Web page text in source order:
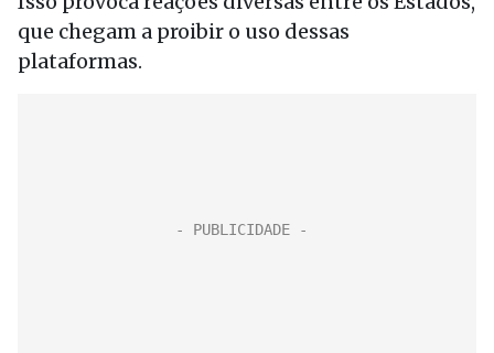
que chegam a proibir o uso dessas
plataformas.